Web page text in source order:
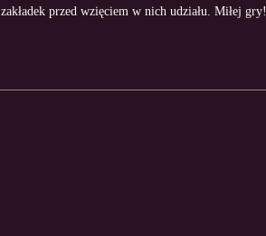
zakładek przed wzięciem w nich udziału. Miłej gry!